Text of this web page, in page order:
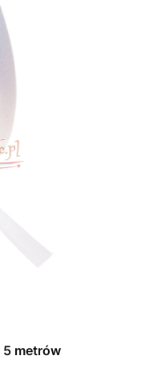
5 metrów